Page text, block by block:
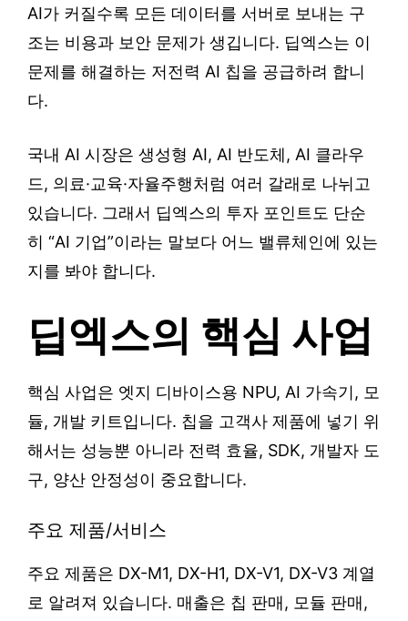
AI가 커질수록 모든 데이터를 서버로 보내는 구
조는 비용과 보안 문제가 생깁니다. 딥엑스는 이
문제를 해결하는 저전력 AI 칩을 공급하려 합니
다.
국내 AI 시장은 생성형 AI, AI 반도체, AI 클라우
드, 의료·교육·자율주행처럼 여러 갈래로 나뉘고
있습니다. 그래서 딥엑스의 투자 포인트도 단순
히 “AI 기업”이라는 말보다 어느 밸류체인에 있는
지를 봐야 합니다.
딥엑스의 핵심 사업
핵심 사업은 엣지 디바이스용 NPU, AI 가속기, 모
듈, 개발 키트입니다. 칩을 고객사 제품에 넣기 위
해서는 성능뿐 아니라 전력 효율, SDK, 개발자 도
구, 양산 안정성이 중요합니다.
주요 제품/서비스
주요 제품은 DX-M1, DX-H1, DX-V1, DX-V3 계열
로 알려져 있습니다. 매출은 칩 판매, 모듈 판매,